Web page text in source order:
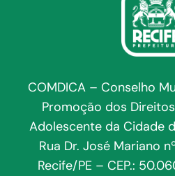
COMDICA – Conselho
Promoção dos
Adolescente da Cidade
Rua Dr. José Mariano
Recife/PE – CEP.: